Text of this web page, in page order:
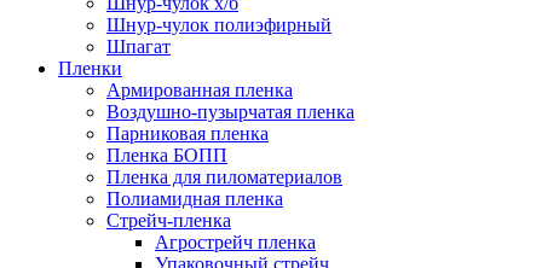
Шнур-чулок полиэфирный
Шпагат
Пленки
Армированная пленка
Воздушно-пузырчатая пленка
Парниковая пленка
Пленка БОПП
Пленка для пиломатериалов
Полиамидная пленка
Стрейч-пленка
Агрострейч пленка
Упаковочный стрейч